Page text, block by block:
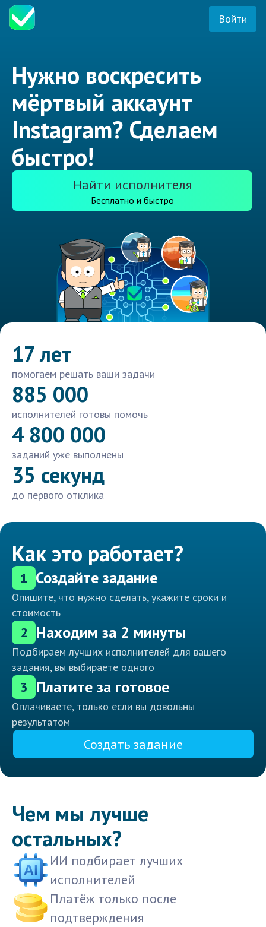
Войти
Нужно воскресить
мёртвый аккаунт
Instagram? Сделаем
быстро!
Найти исполнителя
Бесплатно и быстро
17 лет
помогаем решать ваши задачи
885 000
исполнителей готовы помочь
4 800 000
заданий уже выполнены
35 секунд
до первого отклика
Как это работает?
1 Создайте задание
Опишите, что нужно сделать, укажите сроки и
стоимость
2 Находим за 2 минуты
Подбираем лучших исполнителей для вашего
задания, вы выбираете одного
3 Платите за готовое
Оплачиваете, только если вы довольны
результатом
Создать задание
Чем мы лучше
остальных?
ИИ подбирает лучших
исполнителей
Платёж только после
подтверждения